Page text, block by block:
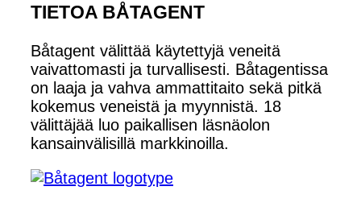
TIETOA BÅTAGENT
Båtagent välittää käytettyjä veneitä
vaivattomasti ja turvallisesti. Båtagentissa
on laaja ja vahva ammattitaito sekä pitkä
kokemus veneistä ja myynnistä. 18
välittäjää luo paikallisen läsnäolon
kansainvälisillä markkinoilla.